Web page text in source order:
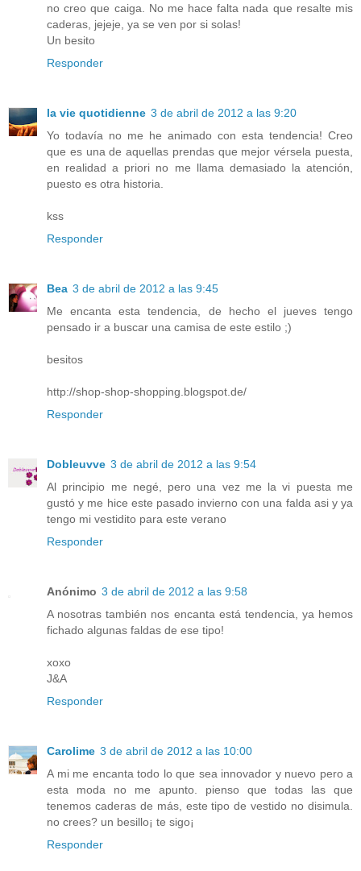
no creo que caiga. No me hace falta nada que resalte mis
caderas, jejeje, ya se ven por si solas!
Un besito
Responder
la vie quotidienne 3 de abril de 2012 a las 9:20
Yo todavía no me he animado con esta tendencia! Creo
que es una de aquellas prendas que mejor vérsela puesta,
en realidad a priori no me llama demasiado la atención,
puesto es otra historia.
kss
Responder
Bea 3 de abril de 2012 a las 9:45
Me encanta esta tendencia, de hecho el jueves tengo
pensado ir a buscar una camisa de este estilo ;)
besitos
http://shop-shop-shopping.blogspot.de/
Responder
Dobleuvve 3 de abril de 2012 a las 9:54
Al principio me negé, pero una vez me la vi puesta me
gustó y me hice este pasado invierno con una falda asi y ya
tengo mi vestidito para este verano
Responder
Anónimo 3 de abril de 2012 a las 9:58
A nosotras también nos encanta está tendencia, ya hemos
fichado algunas faldas de ese tipo!
xoxo
J&A
Responder
Carolime 3 de abril de 2012 a las 10:00
A mi me encanta todo lo que sea innovador y nuevo pero a
esta moda no me apunto. pienso que todas las que
tenemos caderas de más, este tipo de vestido no disimula.
no crees? un besillo¡ te sigo¡
Responder